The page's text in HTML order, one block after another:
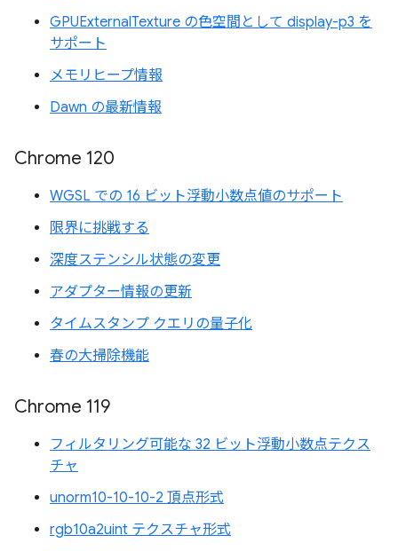
GPUExternalTexture の色空間として display-p3 を
サポート
メモリヒープ情報
Dawn の最新情報
Chrome 120
WGSL での 16 ビット浮動小数点値のサポート
限界に挑戦する
深度ステンシル状態の変更
アダプター情報の更新
タイムスタンプ クエリの量子化
春の大掃除機能
Chrome 119
フィルタリング可能な 32 ビット浮動小数点テクス
チャ
unorm10-10-10-2 頂点形式
rgb10a2uint テクスチャ形式